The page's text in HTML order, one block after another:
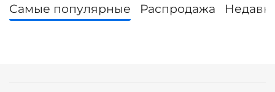
Самые популярные Распродажа